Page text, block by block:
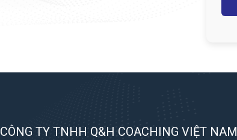
CÔNG TY TNHH Q&H COACHING VIỆT NAM